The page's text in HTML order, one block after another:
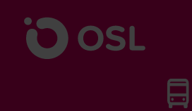
Etusivulle